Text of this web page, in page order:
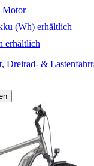
Motor
(Wh) erhältlich
erhältlich
Dreirad- &